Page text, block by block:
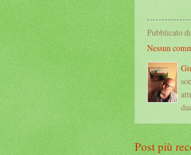
Pubblicato
Nessun
Post più